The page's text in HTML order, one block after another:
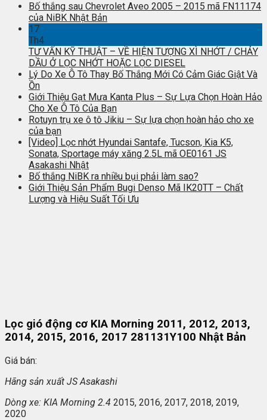
Bố thắng sau Chevrolet Aveo 2005 – 2015 mã FN11174
của NiBK Nhật Bản
17
Th4
TƯ VẤN KỸ THUẬT – VỀ HIỆN TƯỢNG XÌ NHỚT / CHẢY
DẦU Ở LỌC NHỚT HOẶC LỌC DIESEL
Lý Do Xe Ô Tô Thay Bố Thắng Mới Có Cảm Giác Giật Và
Ồn
Giới Thiệu Gạt Mưa Kanta Plus – Sự Lựa Chọn Hoàn Hảo
Cho Xe Ô Tô Của Bạn
Rotuyn trụ xe ô tô Jikiu – Sự lựa chọn hoàn hảo cho xe
của bạn
[Video] Lọc nhớt Hyundai Santafe, Tucson, Kia K5,
Sonata, Sportage máy xăng 2.5L mã OE0161 JS
Asakashi Nhật
Bố thắng NiBK ra nhiều bụi phải làm sao?
Giới Thiệu Sản Phẩm Bugi Denso Mã IK20TT – Chất
Lượng và Hiệu Suất Tối Ưu
Lọc gió động cơ KIA Morning 2011, 2012, 2013,
2014, 2015, 2016, 2017 281131Y100 Nhật Bản
Giá bán:
Hãng sản xuất JS Asakashi
Dòng xe: KIA Morning 2.4 2015, 2016, 2017, 2018, 2019,
2020